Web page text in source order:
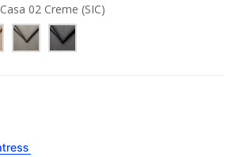
Casa 02 Creme (SIC)